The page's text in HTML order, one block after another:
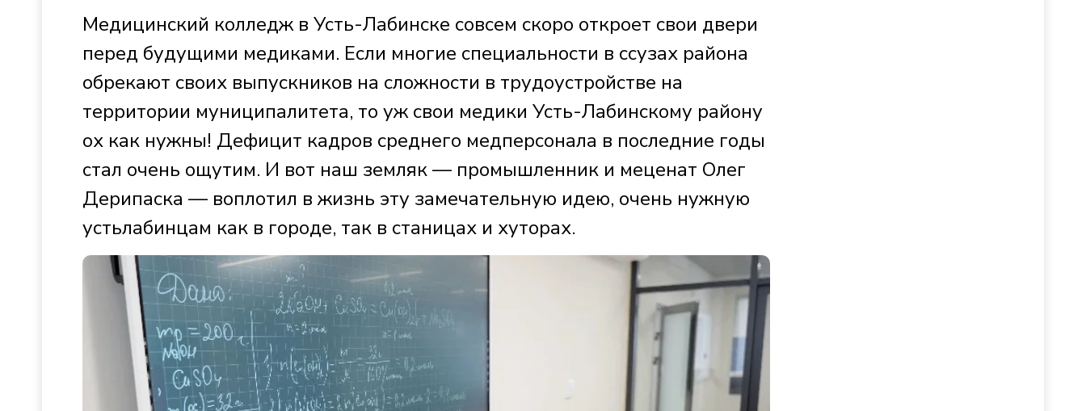
Медицинский колледж в Усть-Лабинске совсем скоро откроет свои двери
перед будущими медиками. Если многие специальности в ссузах района
обрекают своих выпускников на сложности в трудоустройстве на
территории муниципалитета, то уж свои медики Усть-Лабинскому району
ох как нужны! Дефицит кадров среднего медперсонала в последние годы
стал очень ощутим. И вот наш земляк — промышленник и меценат Олег
Дерипаска — воплотил в жизнь эту замечательную идею, очень нужную
устьлабинцам как в городе, так в станицах и хуторах.